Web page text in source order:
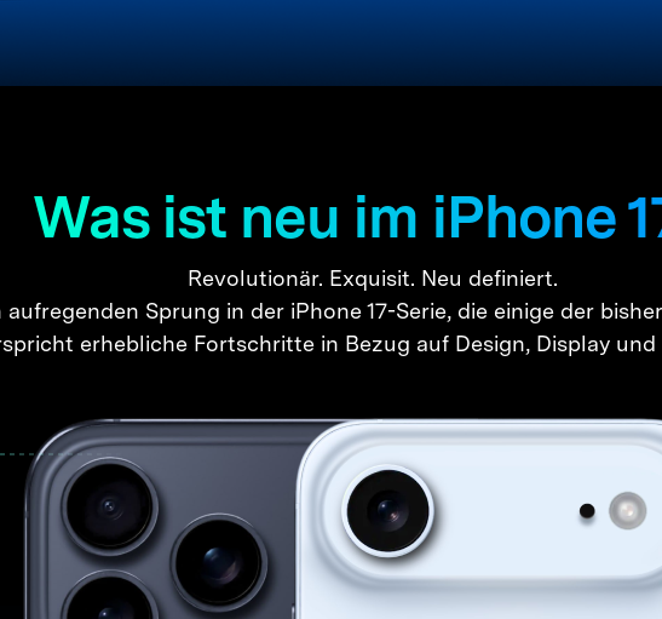
Was ist neu im iPhone
Revolutionär. Exquisit. Neu definiert.
Sprung in der iPhone 17-Serie, die einige der
erhebliche Fortschritte in Bezug auf Design, Display und